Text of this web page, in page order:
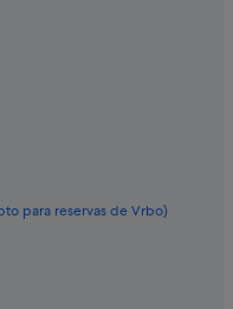
para reservas de Vrbo)